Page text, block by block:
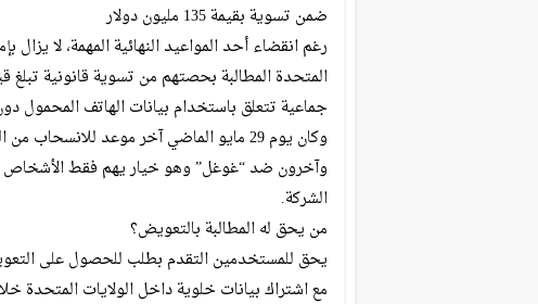
ضمن تسوية بقيمة 135 مليون دولار
رغم انقضاء أحد المواعيد النهائية المهمة، لا
جماعية تتعلق باستخدام بيانات الهاتف المحمول
وكان يوم 29 مايو الماضي آخر موعد
وآخرون ضد “غوغل” وهو خيار يهم فقط الأشخاص
الشركة.
من يحق له المطالبة بالتعويض؟
يحق للمستخدمين التقدم بطلب للحصول على